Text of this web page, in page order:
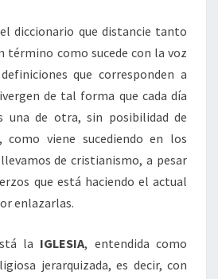
diccionario que distancie tanto
término como sucede con la voz
que corresponden a
de tal forma que cada día
una de otra, sin posibilidad de
como viene sucediendo en los
de cristianismo, a pesar
que está haciendo el actual
enlazarlas.
la IGLESIA, entendida como
jerarquizada, es decir, con